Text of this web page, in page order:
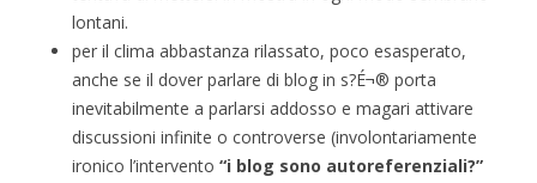
lontani.
per il clima abbastanza rilassato, poco esasperato,
anche se il dover parlare di blog in s?É¬® porta
inevitabilmente a parlarsi addosso e magari attivare
discussioni infinite o controverse (involontariamente
ironico l’intervento “i blog sono autoreferenziali?”